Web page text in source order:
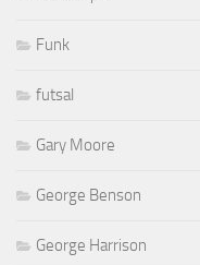
Funk
futsal
Gary Moore
George Benson
George Harrison